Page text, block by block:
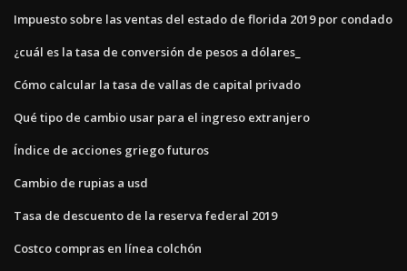
Impuesto sobre las ventas del estado de florida 2019 por condado
¿cuál es la tasa de conversión de pesos a dólares_
Cómo calcular la tasa de vallas de capital privado
Qué tipo de cambio usar para el ingreso extranjero
Índice de acciones griego futuros
Cambio de rupias a usd
Tasa de descuento de la reserva federal 2019
Costco compras en línea colchón